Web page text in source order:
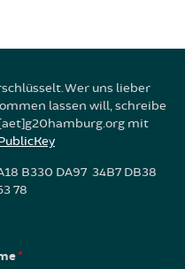
Wer uns lieber
lassen will, schreibe
mit
B330 DA97 34B7 DB38
78
*